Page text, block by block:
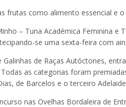
frutas como alimento essencial e
– Tuna Académica Feminina e
se uma sexta-feira com
Galinhas de Raças Autóctones,
as categorias foram
de Barcelos e o terceiro
nas Ovelhas Bordaleira de